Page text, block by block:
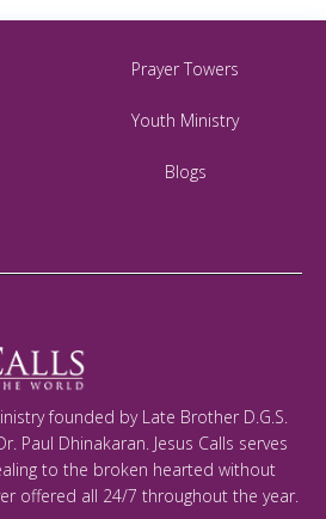
Prayer Towers
Youth Ministry
Blogs
founded by Late Brother D.G.S.
Paul Dhinakaran. Jesus Calls serves
to the broken hearted without
offered all 24/7 throughout the year.